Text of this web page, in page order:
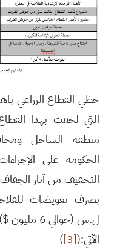
حظي القطاع الزراعي
التي لحقت بهذا
منطقة الساحل
الحكومة على
التخفيف من آثار
ل.س
الآتي:([3]
)